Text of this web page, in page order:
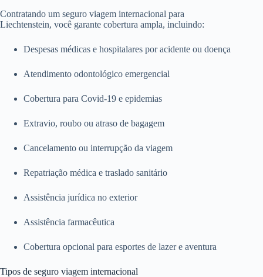
Contratando um seguro viagem internacional para
Liechtenstein, você garante cobertura ampla, incluindo:
Despesas médicas e hospitalares por acidente ou doença
Atendimento odontológico emergencial
Cobertura para Covid-19 e epidemias
Extravio, roubo ou atraso de bagagem
Cancelamento ou interrupção da viagem
Repatriação médica e traslado sanitário
Assistência jurídica no exterior
Assistência farmacêutica
Cobertura opcional para esportes de lazer e aventura
Tipos de seguro viagem internacional